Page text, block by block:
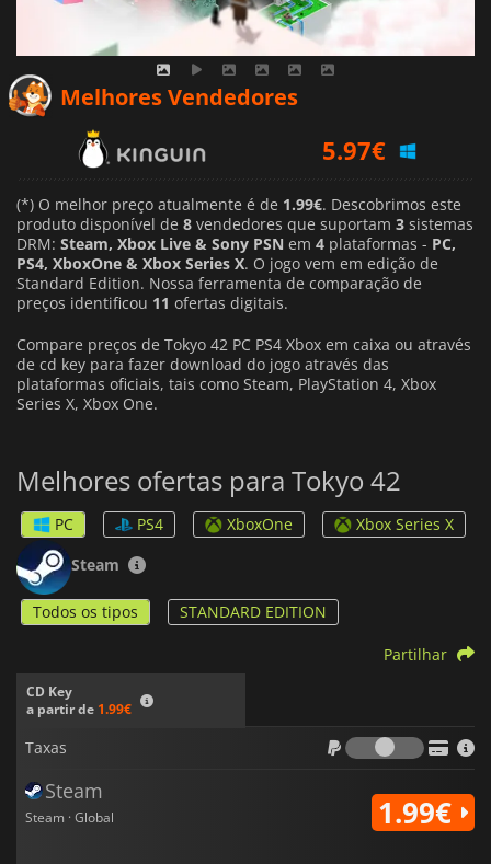
Melhores Vendedores
7.71€
1.99€
(*) O melhor preço atualmente é de 1.99€. Descobrimos este
produto disponível de 8 vendedores que suportam 3 sistemas
DRM: Steam, Xbox Live & Sony PSN em 4 plataformas - PC,
PS4, XboxOne & Xbox Series X. O jogo vem em edição de
Standard Edition. Nossa ferramenta de comparação de
preços identificou 11 ofertas digitais.
Compare preços de Tokyo 42 PC PS4 Xbox em caixa ou através
de cd key para fazer download do jogo através das
plataformas oficiais, tais como Steam, PlayStation 4, Xbox
Series X, Xbox One.
Melhores ofertas para Tokyo 42
PC PS4 XboxOne
Xbox Series X
Steam
Todos os tipos STANDARD EDITION
CD Key
a partir de 1.99€
Partilhar
Taxas
Taxas
Steam
Steam · Global 1.99€